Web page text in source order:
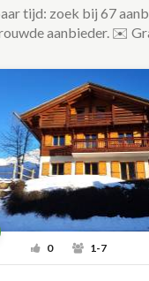
tijd: zoek bij 67
aanbieder. ✉️
0 1-7